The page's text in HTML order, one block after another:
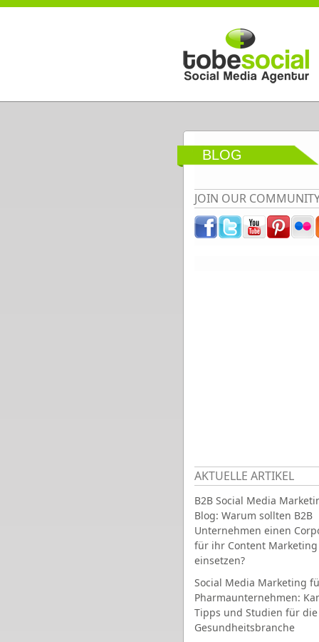
Direkt zum Inhalt
BLOG
JOIN OUR
AKTUELLE ARTIKEL
B2B Social Media
Blog: Warum sollten B2B
Unternehmen einen
für ihr Content Marketing
einsetzen?
Social Media Marketing
Pharmaunternehmen:
Tipps und Studien für die
Gesundheitsbranche